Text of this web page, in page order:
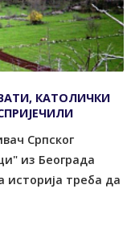
КАТОЛИЧКИ
Српског
из Београда
историја треба да